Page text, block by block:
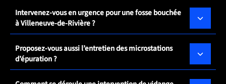
Intervenez-vous en urgence pour une fosse bouchée
à Villeneuve-de-Rivière ?
Proposez-vous aussi l’entretien des microstations
d’épuration ?